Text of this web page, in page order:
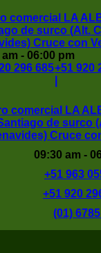
comercial LA
de surco (Alt.
Cruce con
- 06:00 pm
296 685+51 920
comercial LA
de surco
Cruce
09:30 am -
+51 963
+51 920
(01)